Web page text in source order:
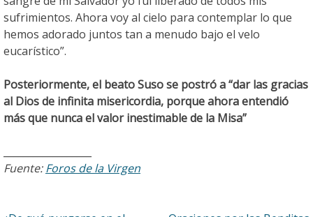
sufrimientos. Ahora voy al cielo para contemplar lo que
hemos adorado juntos tan a menudo bajo el velo
eucarístico”.
Posteriormente, el beato Suso se postró a “dar las gracias
al Dios de infinita misericordia, porque ahora entendió
más que nunca el valor inestimable de la Misa”
Fuente:Foros de la Virgen